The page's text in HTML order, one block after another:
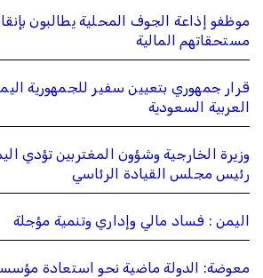
موظفو إذاعة الجوف المحلية يطالبون
مستحقاتهم المالية
قرار جمهوري بتعيين سفير للجمهورية
العربية السعودية
وزيرة الخارجية وشؤون المغتربين تؤدي
رئيس مجلس القيادة الرئاسي
اليمن : فساد مالي وإداري وتنمية مؤجلة
معوضة: الدولة ماضية نحو استعادة